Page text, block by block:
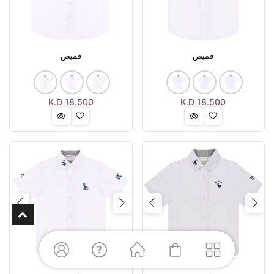
قميص
18.500
K.D
قميص
18.500
K.D
Previous
Next
Previous